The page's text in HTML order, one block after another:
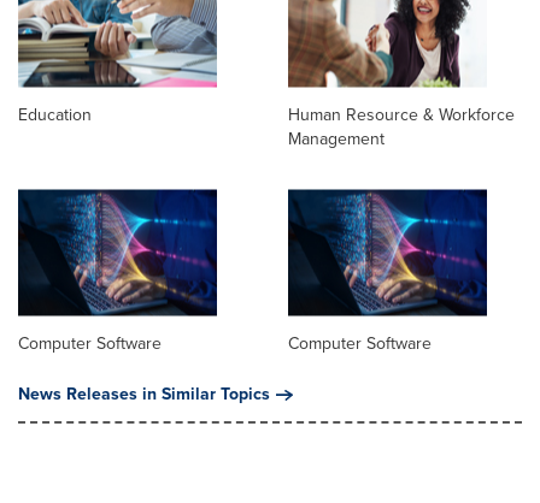
Education
Human Resource & Workforce
Management
Computer Software
Computer Software
News Releases in Similar Topics